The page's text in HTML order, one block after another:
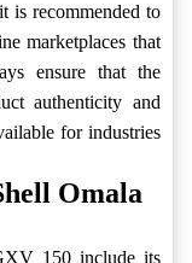
is recommended to
marketplaces that
ensure that the
authenticity and
for industries
Omala
150 include its